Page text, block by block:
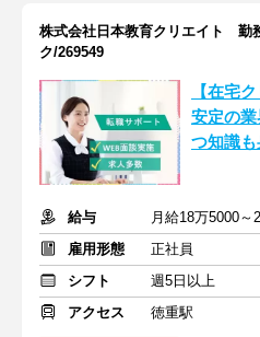
株式会社日本教育クリエイト 勤
ク/269549
【在宅
安定の
つ知識
給与
月給18万5000～
雇用形態
正社員
シフト
週5日以上
アクセス
徳重駅